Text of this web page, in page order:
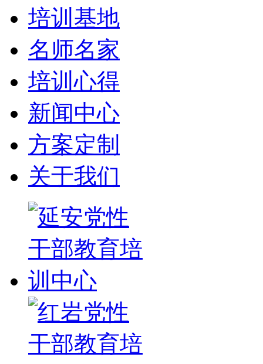
培训基地
名师名家
培训心得
新闻中心
方案定制
关于我们